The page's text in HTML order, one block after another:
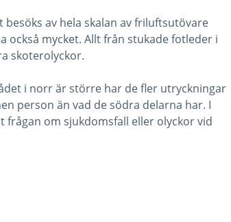
besöks av hela skalan av friluftsutövare
också mycket. Allt från stukade fotleder i
skoterolyckor.
i norr är större har de fler utryckningar
person än vad de södra delarna har. I
frågan om sjukdomsfall eller olyckor vid